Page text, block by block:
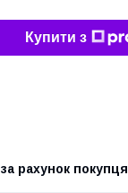
Купити з
за рахунок покупця